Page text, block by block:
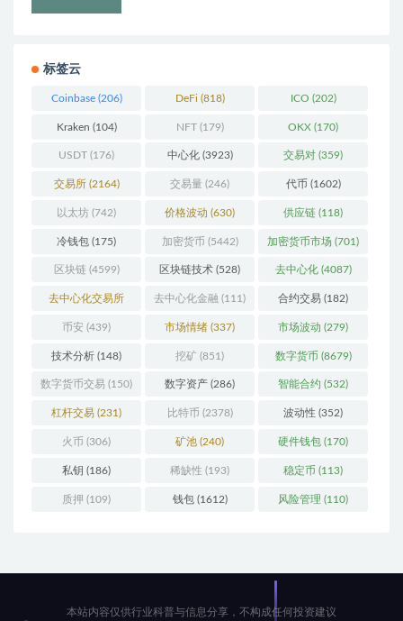
标签云
Coinbase(206) DeFi (818) ICO (202)
Kraken (104) NFT(179) OKX (170)
USDT (176) 中心化(3923) 交易对 (359)
交易所(2164) 交易量 (246) 代币 (1602)
以太坊 (742) 价格波动 (630) 供应链 (118)
冷钱包 (175) 加密货币 (5442) 加密货币市场 (701)
区块链(4599) 区块链技术 (528) 去中心化(4087)
去中心化交易所
(196)
去中心化金融 (111) 合约交易 (182)
币安 (439) 市场情绪 (337) 市场波动 (279)
技术分析 (148) 挖矿 (851) 数字货币 (8679)
数字货币交易 (150) 数字资产 (286) 智能合约 (532)
杠杆交易 (231) 比特币 (2378) 波动性 (352)
火币 (306) 矿池 (240) 硬件钱包 (170)
私钥 (186) 稀缺性 (193) 稳定币 (113)
质押 (109) 钱包(1612) 风险管理 (110)
本站内容仅供行业科普与信息分享，不构成任何投资建议